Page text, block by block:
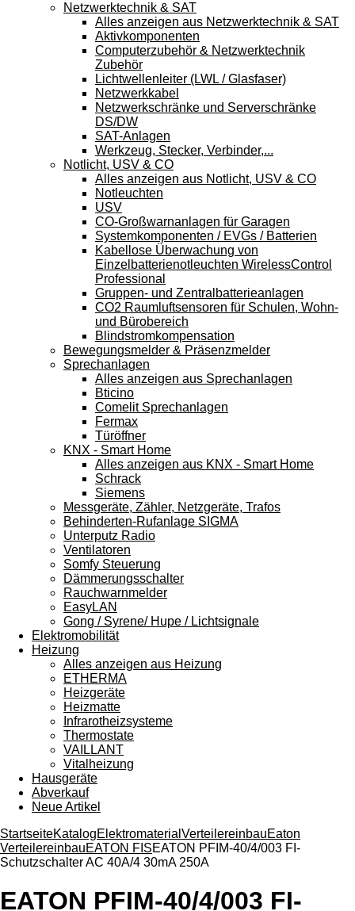
Netzwerktechnik & SAT
Alles anzeigen aus Netzwerktechnik & SAT
Aktivkomponenten
Computerzubehör & Netzwerktechnik
Zubehör
Lichtwellenleiter (LWL / Glasfaser)
Netzwerkkabel
Netzwerkschränke und Serverschränke
DS/DW
SAT-Anlagen
Werkzeug, Stecker, Verbinder,...
Notlicht, USV & CO
Alles anzeigen aus Notlicht, USV & CO
Notleuchten
USV
CO-Großwarnanlagen für Garagen
Systemkomponenten / EVGs / Batterien
Kabellose Überwachung von
Einzelbatterienotleuchten WirelessControl
Professional
Gruppen- und Zentralbatterieanlagen
CO2 Raumluftsensoren für Schulen, Wohn-
und Bürobereich
Blindstromkompensation
Bewegungsmelder & Präsenzmelder
Sprechanlagen
Alles anzeigen aus Sprechanlagen
Bticino
Comelit Sprechanlagen
Fermax
Türöffner
KNX - Smart Home
Alles anzeigen aus KNX - Smart Home
Schrack
Siemens
Messgeräte, Zähler, Netzgeräte, Trafos
Behinderten-Rufanlage SIGMA
Unterputz Radio
Ventilatoren
Somfy Steuerung
Dämmerungsschalter
Rauchwarnmelder
EasyLAN
Gong / Syrene/ Hupe / Lichtsignale
Elektromobilität
Heizung
Alles anzeigen aus Heizung
ETHERMA
Heizgeräte
Heizmatte
Infrarotheizsysteme
Thermostate
VAILLANT
Vitalheizung
Hausgeräte
Abverkauf
Neue Artikel
StartseiteKatalogElektromaterial VerteilereinbauEaton
VerteilereinbauEATON FISEATON PFIM-40/4/003 FI-
Schutzschalter AC 40A/4 30mA 250A
EATON PFIM-40/4/003 FI-